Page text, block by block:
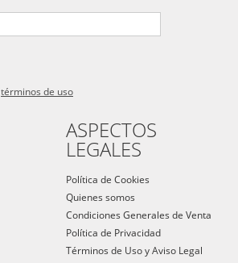
términos de uso
ASPECTOS
LEGALES
Política de Cookies
Quienes somos
Condiciones Generales de Venta
Política de Privacidad
Términos de Uso y Aviso Legal